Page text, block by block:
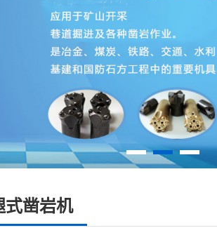
式凿岩机